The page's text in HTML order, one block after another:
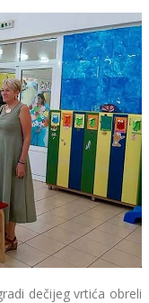
dečijeg vrtića obreli